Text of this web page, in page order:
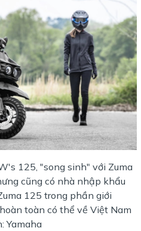
125, "song sinh" với Zuma
cũng có nhà nhập khẩu
125 trong phần giới
toàn có thể về Việt Nam
Yamaha